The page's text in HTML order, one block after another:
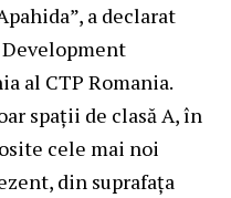
a declarat
Development
al CTP Romania.
spații de clasă A, în
cele mai noi
din suprafața